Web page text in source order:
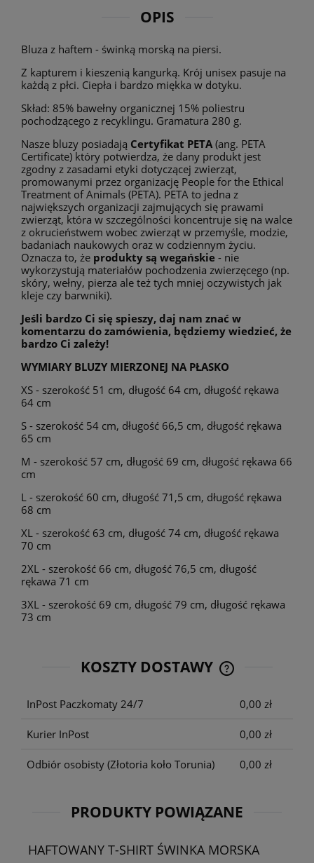
OPIS
Bluza z haftem - świnką morską na piersi.
Z kapturem i kieszenią kangurką. Krój unisex pasuje na
każdą z płci. Ciepła i bardzo miękka w dotyku.
Skład: 85% bawełny organicznej 15% poliestru
pochodzącego z recyklingu. Gramatura 280 g.
Nasze bluzy posiadają Certyfikat PETA (ang. PETA
Certificate) który potwierdza, że dany produkt jest
zgodny z zasadami etyki dotyczącej zwierząt,
promowanymi przez organizację People for the Ethical
Treatment of Animals (PETA). PETA to jedna z
największych organizacji zajmujących się prawami
zwierząt, która w szczególności koncentruje się na walce
z okrucieństwem wobec zwierząt w przemyśle, modzie,
badaniach naukowych oraz w codziennym życiu.
Oznacza to, że produkty są wegańskie - nie
wykorzystują materiałów pochodzenia zwierzęcego (np.
skóry, wełny, pierza ale też tych mniej oczywistych jak
kleje czy barwniki).
Jeśli bardzo Ci się spieszy, daj nam znać w
komentarzu do zamówienia, będziemy wiedzieć, że
bardzo Ci zależy!
WYMIARY BLUZY MIERZONEJ NA PŁASKO
XS - szerokość 51 cm, długość 64 cm, długość rękawa
64 cm
S - szerokość 54 cm, długość 66,5 cm, długość rękawa
65 cm
M - szerokość 57 cm, długość 69 cm, długość rękawa 66
cm
L - szerokość 60 cm, długość 71,5 cm, długość rękawa
68 cm
XL - szerokość 63 cm, długość 74 cm, długość rękawa
70 cm
2XL - szerokość 66 cm, długość 76,5 cm, długość
rękawa 71 cm
3XL - szerokość 69 cm, długość 79 cm, długość rękawa
73 cm
KOSZTY DOSTAWY
CENA NIE
InPost Paczkomaty 24/7 0,00 zł
Kurier InPost 0,00 zł
Odbiór osobisty (Złotoria koło Torunia) 0,00 zł
PRODUKTY POWIĄZANE
HAFTOWANY T-SHIRT ŚWINKA MORSKA